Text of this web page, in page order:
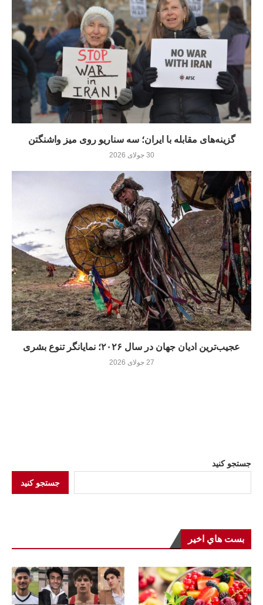
گزینه‌های مقابله با ایران؛ سه سناریو روی میز واشنگتن
30 جولای 2026
عجیب‌ترین ادیان جهان در سال ۲۰۲۶؛ نمایانگر تنوع بشری
27 جولای 2026
جستجو کنید
جستجو کنید
بست هاي اخير